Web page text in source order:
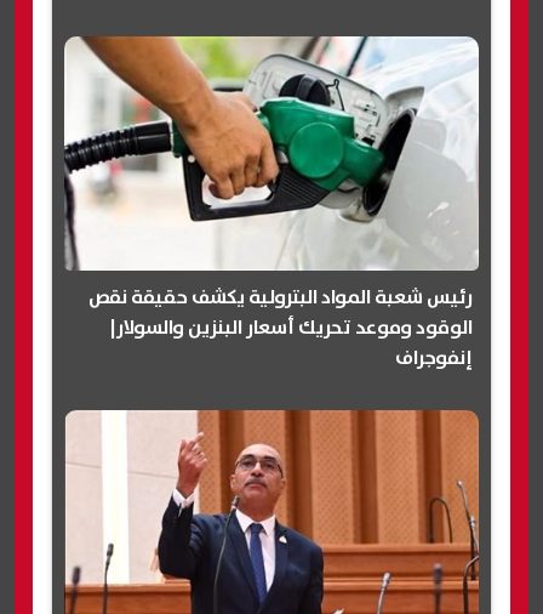
رئيس شعبة المواد البترولية يكشف حقيقة نقص
الوقود وموعد تحريك أسعار البنزين والسولار|
إنفوجراف